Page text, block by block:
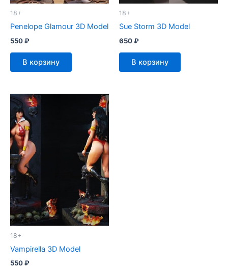
18+
Penelope Glamour 3D Model
550₽
В корзину
18+
Sue Storm 3D Model
650₽
В корзину
18+
Vampirella 3D Model
550₽